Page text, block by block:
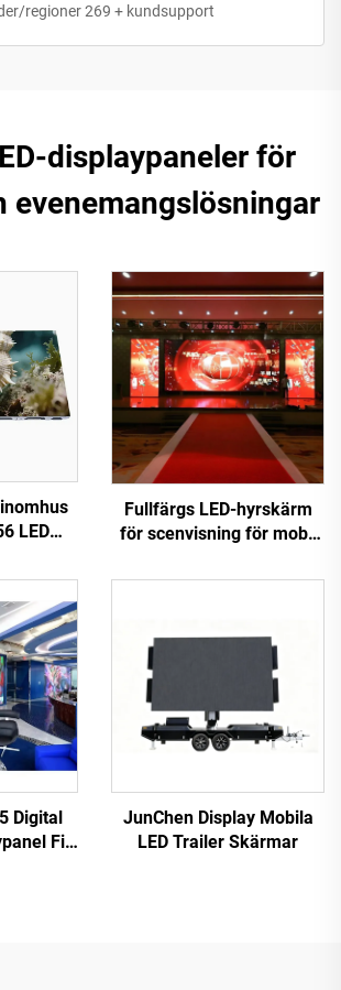
regioner 269 + kundsupport
displaypaneler för
evenemangslösningar
LED
hembio
Fullfärgs LED-hyrskärm
för scenvisning för mobil
Digital
Fin
JunChen Display Mobila
LED Trailer Skärmar